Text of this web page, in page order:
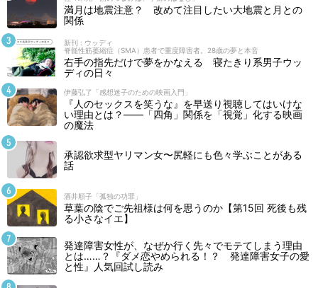
満月は地震注意？ 改めて注目したい大地震と月との
関係
新刊 : ウッディ
脊髄性筋萎縮症（SMA）患者で重度障害者。28歳の夢と本音
右手の指先だけで夢をかなえる 寝たきり系男子ウッ
ディの日々
伊藤弘了「感想迷子のための映画入門」
『人のセックスを笑うな』を早送り視聴してはいけな
い理由とは？――「四角」関係を「視覚」化する映画
の魔法
承認欲求型ヤリマン女〜尻軽にも色々学ぶことがある
話
酒井順子「孤独の功罪」
草葉の陰でご先祖様は何を思うのか【第15回 死後も残
る小さなイエ】
発達障害女性が、なぜか行く先々でモテてしまう理由
とは……？『ダメ恋やめられる！？ 発達障害女子の愛
と性』人気回試し読み